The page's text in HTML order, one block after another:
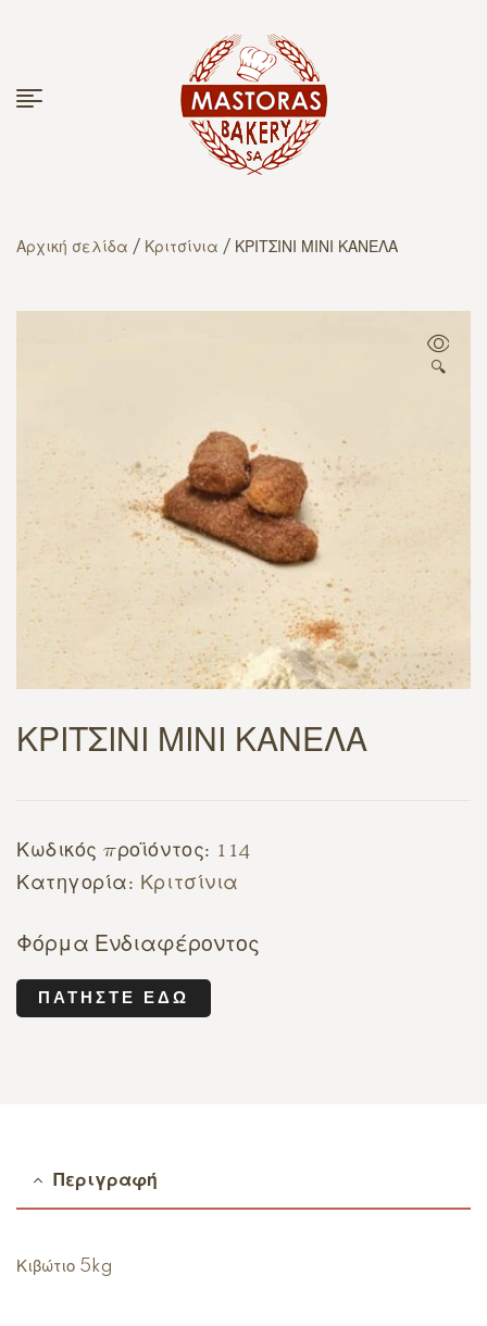
Αρχική σελίδα / Κριτσίνια / ΚΡΙΤΣΙΝΙ ΜΙΝΙ ΚΑΝΕΛΑ
🔍
ΚΡΙΤΣΙΝΙ ΜΙΝΙ ΚΑΝΕΛΑ
Κωδικός προϊόντος: 114
Κατηγορία: Κριτσίνια
Φόρμα Ενδιαφέροντος
ΠΑΤΉΣΤΕ ΕΔΏ
Περιγραφή
Κιβώτιο 5kg